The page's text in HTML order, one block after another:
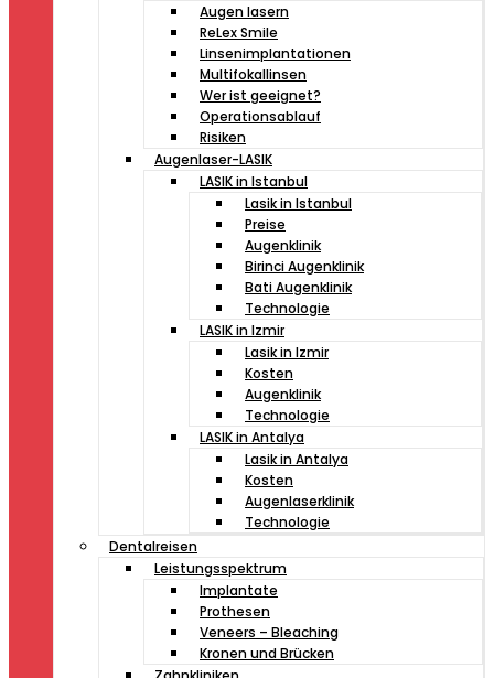
Augen lasern
ReLex Smile
Linsenimplantationen
Multifokallinsen
Wer ist geeignet?
Operationsablauf
Risiken
Augenlaser-LASIK
LASIK in Istanbul
Lasik in Istanbul
Preise
Augenklinik
Birinci Augenklinik
Bati Augenklinik
Technologie
LASIK in Izmir
Lasik in Izmir
Kosten
Augenklinik
Technologie
LASIK in Antalya
Lasik in Antalya
Kosten
Augenlaserklinik
Technologie
Dentalreisen
Leistungsspektrum
Implantate
Prothesen
Veneers – Bleaching
Kronen und Brücken